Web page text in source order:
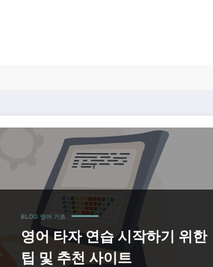
BLOG 영어 기초
영어 타자 연습 시작하기 위한
팁 및 추천 사이트